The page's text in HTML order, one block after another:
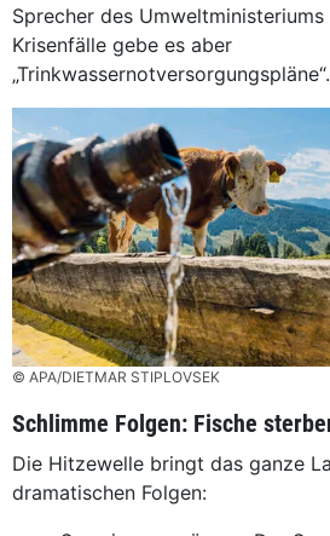
Sprecher des Umweltministeriums
Krisenfälle gebe es aber
„Trinkwassernotversorgungspläne“.
© APA/DIETMAR STIPLOVSEK
Schlimme Folgen: Fische
Die Hitzewelle bringt das ganze
dramatischen Folgen: